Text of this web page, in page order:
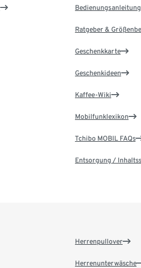
Ratgeber &
Geschenkkarte
Geschenkideen
Kaffee-Wiki
Mobilfunklexikon
Tchibo MOBIL FAQs
Entsorgung /
Herrenpullover
Herrenunterwäsche